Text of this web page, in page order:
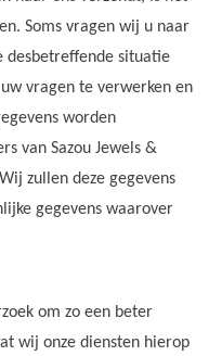
Soms vragen wij u naar
desbetreffende situatie
vragen te verwerken en
worden
van Sazou Jewels &
zullen deze gegevens
gegevens waarover
om zo een beter
wij onze diensten hierop